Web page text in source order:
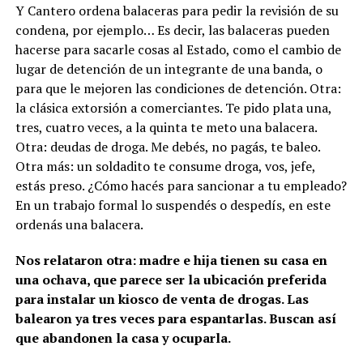
Y Cantero ordena balaceras para pedir la revisión de su
condena, por ejemplo… Es decir, las balaceras pueden
hacerse para sacarle cosas al Estado, como el cambio de
lugar de detención de un integrante de una banda, o
para que le mejoren las condiciones de detención. Otra:
la clásica extorsión a comerciantes. Te pido plata una,
tres, cuatro veces, a la quinta te meto una balacera.
Otra: deudas de droga. Me debés, no pagás, te baleo.
Otra más: un soldadito te consume droga, vos, jefe,
estás preso. ¿Cómo hacés para sancionar a tu empleado?
En un trabajo formal lo suspendés o despedís, en este
ordenás una balacera.
Nos relataron otra: madre e hija tienen su casa en
una ochava, que parece ser la ubicación preferida
para instalar un kiosco de venta de drogas. Las
balearon ya tres veces para espantarlas. Buscan así
que abandonen la casa y ocuparla.